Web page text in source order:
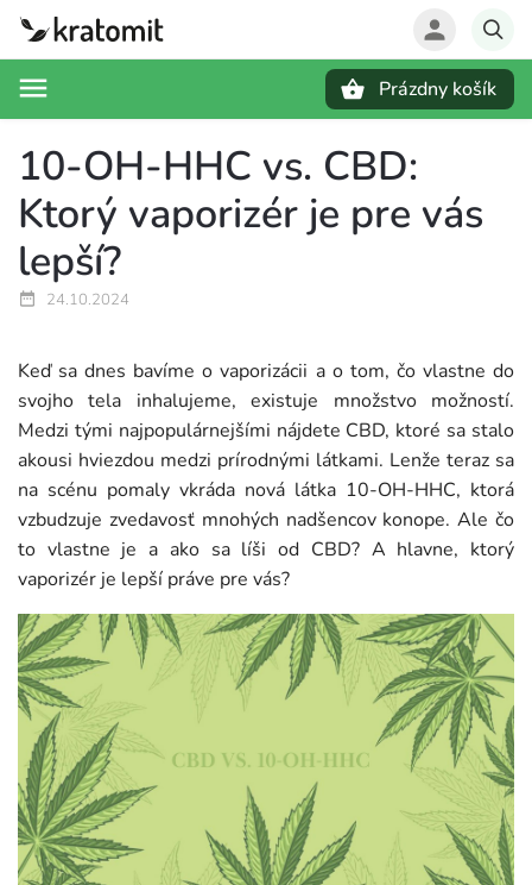
Prázdny košík
10-OH-HHC vs. CBD:
Ktorý vaporizér je pre vás
lepší?
24.10.2024
Keď sa dnes bavíme o vaporizácii a o tom, čo vlastne do
svojho tela inhalujeme, existuje množstvo možností.
Medzi tými najpopulárnejšími nájdete CBD, ktoré sa stalo
akousi hviezdou medzi prírodnými látkami. Lenže teraz sa
na scénu pomaly vkráda nová látka 10-OH-HHC, ktorá
vzbudzuje zvedavosť mnohých nadšencov konope. Ale čo
to vlastne je a ako sa líši od CBD? A hlavne, ktorý
vaporizér je lepší práve pre vás?